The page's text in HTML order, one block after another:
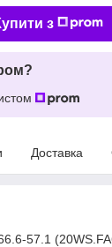
з
Доставка
57.1